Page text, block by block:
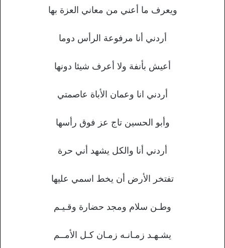
ويعرف ما أعني من معاني العزة بها
أردني أنا مرفوعة الرأس دوما
أعيش بأنفة ولا أعرف شيئا دونها
أردني انا وعمان الأباة عاصمتي
وأبو الحسين تاج عز فوق رأسها
أردني أنا والكل يشهد أني حرة
تفتخر الأرض أن يخط اسمي عليها
وطـن سلام ومجد حضارة وقـيـم
يشـهـد زمـانـه زمـان كـل الأمــم